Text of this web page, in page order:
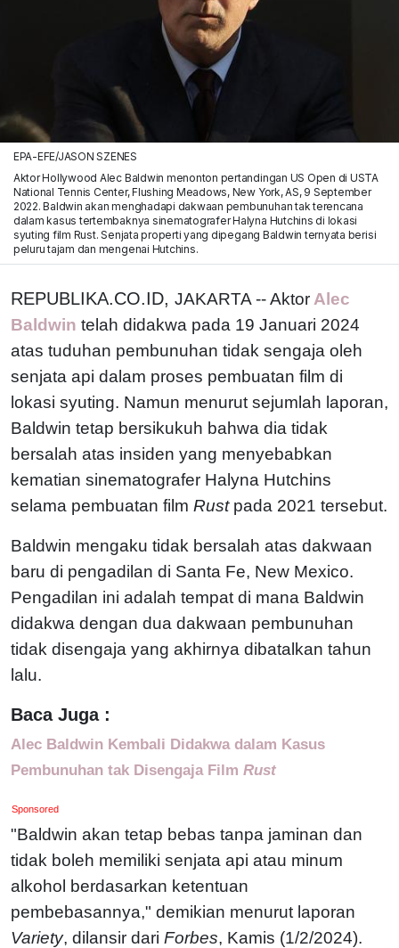
EPA-EFE/JASON SZENES
Aktor Hollywood Alec Baldwin menonton pertandingan US Open di USTA
National Tennis Center, Flushing Meadows, New York, AS, 9 September
2022. Baldwin akan menghadapi dakwaan pembunuhan tak terencana
dalam kasus tertembaknya sinematografer Halyna Hutchins di lokasi
syuting film Rust. Senjata properti yang dipegang Baldwin ternyata berisi
peluru tajam dan mengenai Hutchins.
REPUBLIKA.CO.ID, JAKARTA -- Aktor Alec
Baldwin telah didakwa pada 19 Januari 2024
atas tuduhan pembunuhan tidak sengaja oleh
senjata api dalam proses pembuatan film di
lokasi syuting. Namun menurut sejumlah laporan,
Baldwin tetap bersikukuh bahwa dia tidak
bersalah atas insiden yang menyebabkan
kematian sinematografer Halyna Hutchins
selama pembuatan film Rustpada 2021 tersebut.
Baldwin mengaku tidak bersalah atas dakwaan
baru di pengadilan di Santa Fe, New Mexico.
Pengadilan ini adalah tempat di mana Baldwin
didakwa dengan dua dakwaan pembunuhan
tidak disengaja yang akhirnya dibatalkan tahun
lalu.
Baca Juga :
Alec Baldwin Kembali Didakwa dalam Kasus
Pembunuhan tak Disengaja Film Rust
Sponsored
"Baldwin akan tetap bebas tanpa jaminan dan
tidak boleh memiliki senjata api atau minum
alkohol berdasarkan ketentuan
pembebasannya," demikian menurut laporan
Variety, dilansir dari Forbes, Kamis (1/2/2024).